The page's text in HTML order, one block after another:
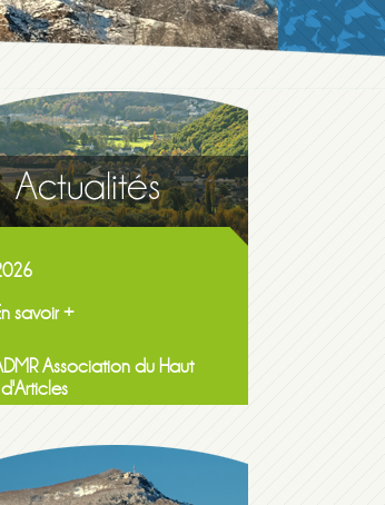
de la famille itinerante
savoir +
Association du Haut
savoir +